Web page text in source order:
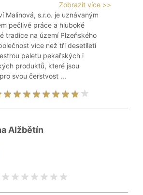
Zobrazit více >>
Malinová, s.r.o. je uznávaným
pečlivé práce a hluboké
tradice na území Plzeňského
více než tři desetiletí
paletu pekařských i
produktů, které jsou
svou čerstvost ...
Alžbětín